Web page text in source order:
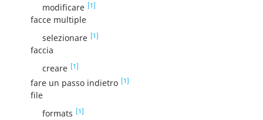
modificare [1]
facce multiple
selezionare [1]
faccia
creare [1]
fare un passo indietro [1]
file
formats [1]